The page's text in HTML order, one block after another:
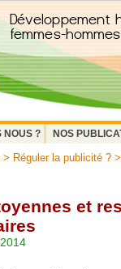
NOUS ?
NOS
> Réguler la publicité ?
et